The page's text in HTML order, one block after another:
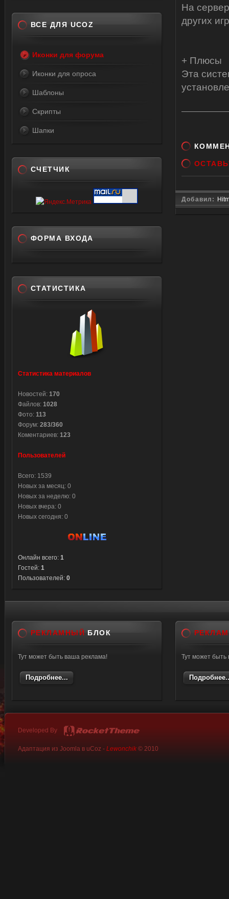
На
других
+ Плюсы
Эта
Добавил:
ВСЕ ДЛЯ UCOZ
Иконки для форума
Иконки для опроса
Шаблоны
Скрипты
Шапки
СЧЕТЧИК
ФОРМА ВХОДА
СТАТИСТИКА
Статистика материалов
Новостей: 170
Файлов: 1028
Фото: 113
Форум: 283/360
Коментариев: 123
Пользователей
Всего: 1539
Новых за месяц: 0
Новых за неделю: 0
Новых вчера: 0
Новых сегодня: 0
Онлайн всего: 1
Гостей: 1
Пользователей: 0
РЕКЛАМНЫЙ БЛОК
Тут может быть ваша реклама!
Подробнее...
Тут может
Developed By
Адаптация из Joomla в uCoz - Lewonchik© 2010